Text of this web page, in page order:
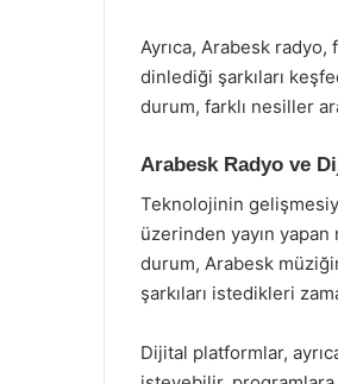
Ayrıca, Arabesk
dinlediği şarkıları
durum, farklı nesiller
Arabesk Radyo ve
Teknolojinin
üzerinden yayın
durum, Arabesk
şarkıları istedikleri
Dijital platformlar,